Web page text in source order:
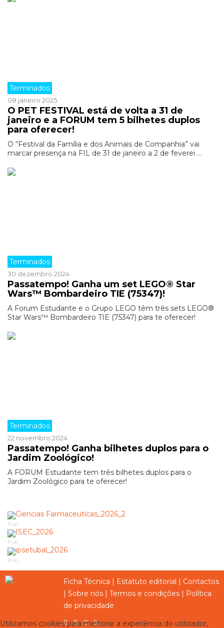
Terminados
08 janeiro 2025
O PET FESTIVAL está de volta a 31 de
janeiro e a FORUM tem 5 bilhetes duplos
para oferecer!
O “Festival da Família e dos Animais de Companhia” vai
marcar presença na FIL de 31 de janeiro a 2 de feverei ...
Terminados
30 dezembro 2024
Passatempo! Ganha um set LEGO® Star
Wars™ Bombardeiro TIE (75347)!
A Forum Estudante e o Grupo LEGO têm três sets LEGO®
Star Wars™ Bombardeiro TIE (75347) para te oferecer!
Terminados
22 novembro 2024
Passatempo! Ganha bilhetes duplos para o
Jardim Zoológico!
A FORUM Estudante tem três bilhetes duplos para o
Jardim Zoológico para te oferecer!
Pub
Pub
Pub
Ficha Técnica Estatuto editorial
Contactos
Sobre nós Termos e condições
Política
de privacidade
Utilizamos cookies para melhorar a experiência do utilizador,